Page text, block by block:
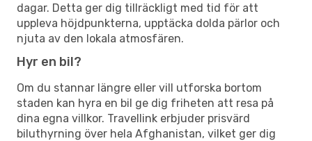
dagar. Detta ger dig tillräckligt med tid för att
uppleva höjdpunkterna, upptäcka dolda pärlor och
njuta av den lokala atmosfären.
Hyr en bil?
Om du stannar längre eller vill utforska bortom
staden kan hyra en bil ge dig friheten att resa på
dina egna villkor. Travellink erbjuder prisvärd
biluthyrning över hela Afghanistan, vilket ger dig